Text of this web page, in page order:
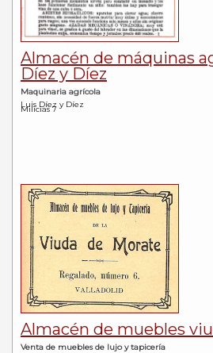
Almacén de máquinas
Díez y Díez
Maquinaria agrícola
Luis Díez y Díez
Milicias 7
Almacén de muebles
Venta de muebles de lujo y tapicería